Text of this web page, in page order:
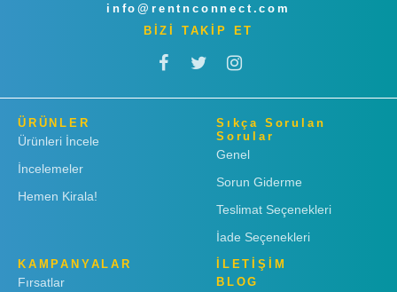
info@rentnconnect.com
BİZİ TAKİP ET
ÜRÜNLER
Ürünleri İncele
İncelemeler
Hemen Kirala!
Sıkça Sorulan
Sorular
Genel
Sorun Giderme
Teslimat Seçenekleri
İade Seçenekleri
KAMPANYALAR
Fırsatlar
İLETİŞİM
BLOG